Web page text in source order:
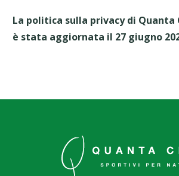
La politica sulla privacy di Quanta
è stata aggiornata il 27 giugno